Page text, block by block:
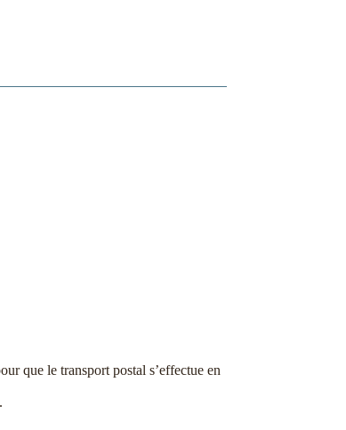
que le transport postal s’effectue en